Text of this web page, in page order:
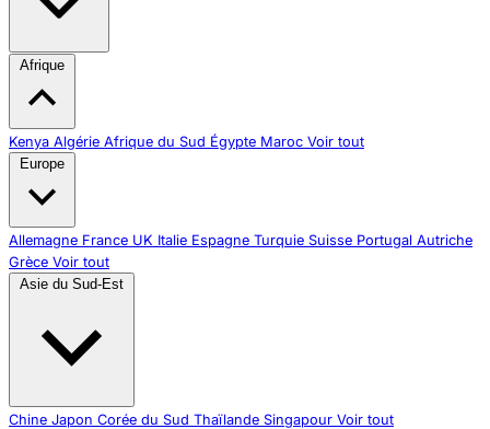
Afrique
Kenya Algérie Afrique du Sud Égypte Maroc Voir tout
Europe
Allemagne France UK Italie Espagne Turquie Suisse Portugal Autriche
Grèce Voir tout
Asie du Sud-Est
Chine Japon Corée du Sud Thaïlande Singapour Voir tout